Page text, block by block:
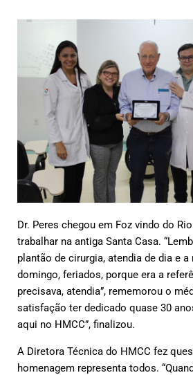
Dr. Peres chegou em Foz vindo do
trabalhar na antiga Santa Casa.
plantão de cirurgia, atendia de dia e a
domingo, feriados, porque era a
precisava, atendia”, rememorou o
satisfação ter dedicado quase 30
aqui no HMCC”, finalizou.
A Diretora Técnica do HMCC fez
homenagem representa todos.